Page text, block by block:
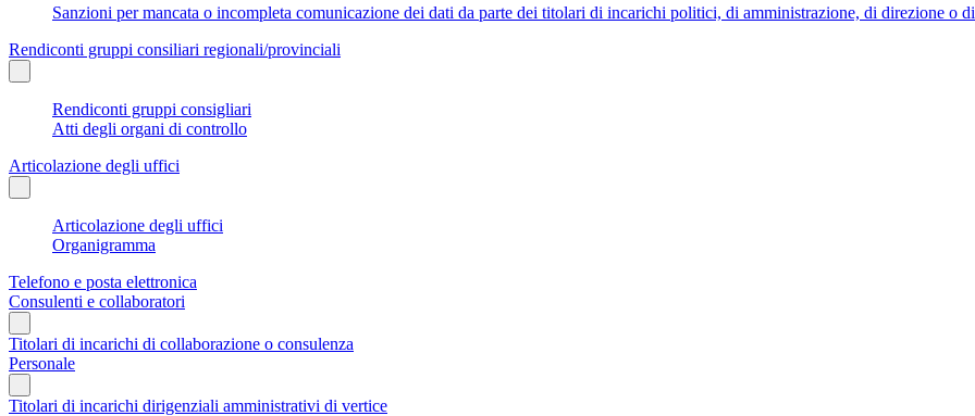
Sanzioni per mancata o incompleta comunicazione dei dati da parte dei titolari di incarichi politici, di amministrazione, di direzione o
Rendiconti gruppi consiliari regionali/provinciali
Rendiconti gruppi consigliari
Atti degli organi di controllo
Articolazione degli uffici
Articolazione degli uffici
Organigramma
Telefono e posta elettronica
Consulenti e collaboratori
Titolari di incarichi di collaborazione o consulenza
Personale
Titolari di incarichi dirigenziali amministrativi di vertice